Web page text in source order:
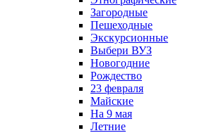
Загородные
Пешеходные
Экскурсионные
Выбери ВУЗ
Новогодние
Рождество
23 февраля
Майские
На 9 мая
Летние